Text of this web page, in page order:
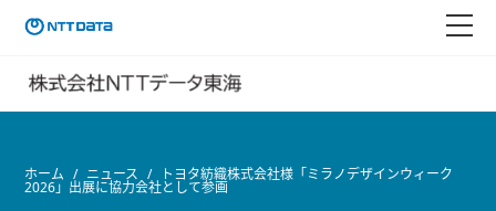
ホーム ニュース トヨタ紡織株式会社様「ミラノデザインウィーク
2026」出展に協力会社として参画